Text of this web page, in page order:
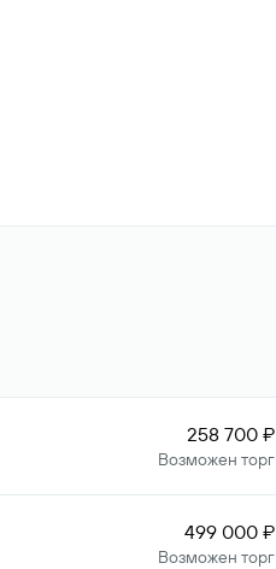
258 700 ₽
Возможен торг
499 000 ₽
Возможен торг